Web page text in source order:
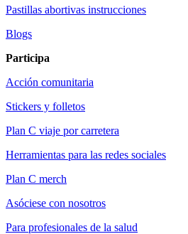
Pastillas abortivas instrucciones
Blogs
Participa
Acción comunitaria
Stickers y folletos
Plan C viaje por carretera
Herramientas para las redes sociales
Plan C merch
Asóciese con nosotros
Para profesionales de la salud